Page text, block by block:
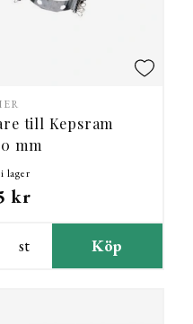
till Kepsram
mm
i lager
kr
st Köp